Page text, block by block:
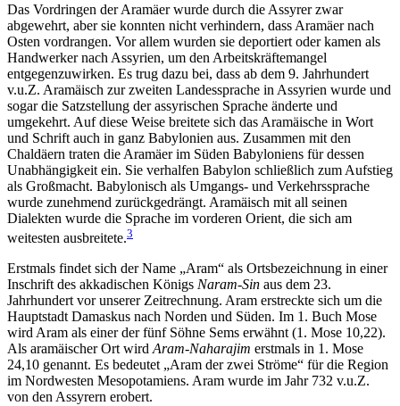
Das Vordringen der Aramäer wurde durch die Assyrer zwar
abgewehrt, aber sie konnten nicht verhindern, dass Aramäer nach
Osten vordrangen. Vor allem wurden sie deportiert oder kamen als
Handwerker nach Assyrien, um den Arbeitskräftemangel
entgegenzuwirken. Es trug dazu bei, dass ab dem 9. Jahrhundert
v.u.Z. Aramäisch zur zweiten Landessprache in Assyrien wurde und
sogar die Satzstellung der assyrischen Sprache änderte und
umgekehrt. Auf diese Weise breitete sich das Aramäische in Wort
und Schrift auch in ganz Babylonien aus. Zusammen mit den
Chaldäern traten die Aramäer im Süden Babyloniens für dessen
Unabhängigkeit ein. Sie verhalfen Babylon schließlich zum Aufstieg
als Großmacht. Babylonisch als Umgangs- und Verkehrssprache
wurde zunehmend zurückgedrängt. Aramäisch mit all seinen
Dialekten wurde die Sprache im vorderen Orient, die sich am
weitesten ausbreitete.3
Erstmals findet sich der Name „Aram“ als Ortsbezeichnung in einer
Inschrift des akkadischen Königs Naram-Sin aus dem 23.
Jahrhundert vor unserer Zeitrechnung. Aram erstreckte sich um die
Hauptstadt Damaskus nach Norden und Süden. Im 1. Buch Mose
wird Aram als einer der fünf Söhne Sems erwähnt (1. Mose 10,22).
Als aramäischer Ort wird Aram-Naharajim erstmals in 1. Mose
24,10 genannt. Es bedeutet „Aram der zwei Ströme“ für die Region
im Nordwesten Mesopotamiens. Aram wurde im Jahr 732 v.u.Z.
von den Assyrern erobert.